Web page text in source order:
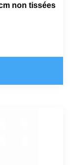
non tissées